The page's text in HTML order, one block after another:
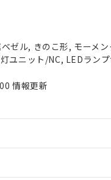
ゼル, きのこ形, モーメ
ユニット/NC, LEDラン
情報更新